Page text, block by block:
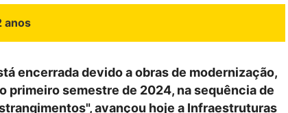
anos
encerrada devido a obras de modernização,
primeiro semestre de 2024, na sequência de
avançou hoje a Infraestruturas